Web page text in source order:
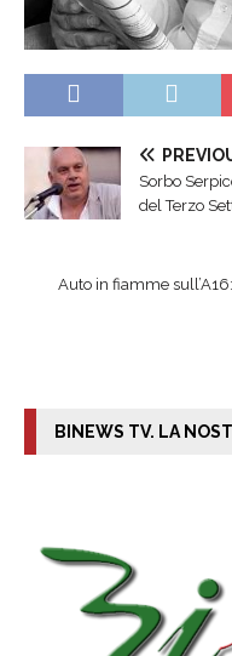
Sorbo
del Terzo
Auto in fiamme
BINEWS TV. LA